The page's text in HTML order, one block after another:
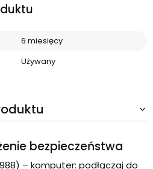
6 miesięcy
Używany
bezpieczeństwa
– komputer: podłączaj do